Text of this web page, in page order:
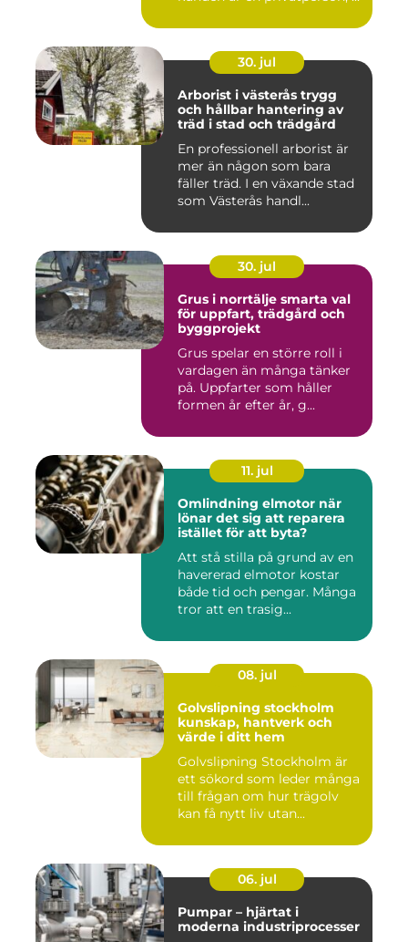
30. jul
Arborist i västerås trygg
och hållbar hantering av
träd i stad och trädgård
En professionell arborist är
mer än någon som bara
fäller träd. I en växande stad
som Västerås handl...
30. jul
Grus i norrtälje smarta val
för uppfart, trädgård och
byggprojekt
Grus spelar en större roll i
vardagen än många tänker
på. Uppfarter som håller
formen år efter år, g...
11. jul
Omlindning elmotor när
lönar det sig att reparera
istället för att byta?
Att stå stilla på grund av en
havererad elmotor kostar
både tid och pengar. Många
tror att en trasig...
08. jul
Golvslipning stockholm
kunskap, hantverk och
värde i ditt hem
Golvslipning Stockholm är
ett sökord som leder många
till frågan om hur trägolv
kan få nytt liv utan...
06. jul
Pumpar – hjärtat i
moderna industriprocesser